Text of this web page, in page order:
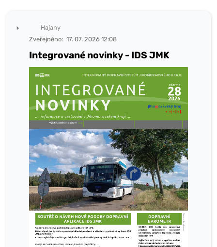
Hajany
Zveřejněno: 17. 07. 2026 12:08
Integrované novinky - IDS JMK